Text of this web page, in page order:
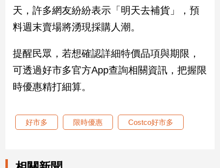
樂
星
聞
流
行/
尚
追
天，許多網友紛紛表示「明天去補貨」，預
料週末賣場將湧現採購人潮。
提醒民眾，若想確認詳細特價品項與期限，
可透過好市多官方App查詢相關資訊，把握限
時優惠精打細算。
好市多 限時優惠 Costco好市多